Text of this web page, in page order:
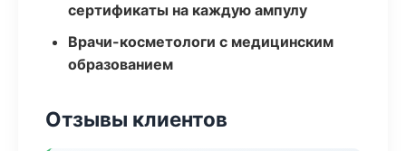
сертификаты на каждую ампулу
Врачи-косметологи с медицинским
образованием
Отзывы клиентов